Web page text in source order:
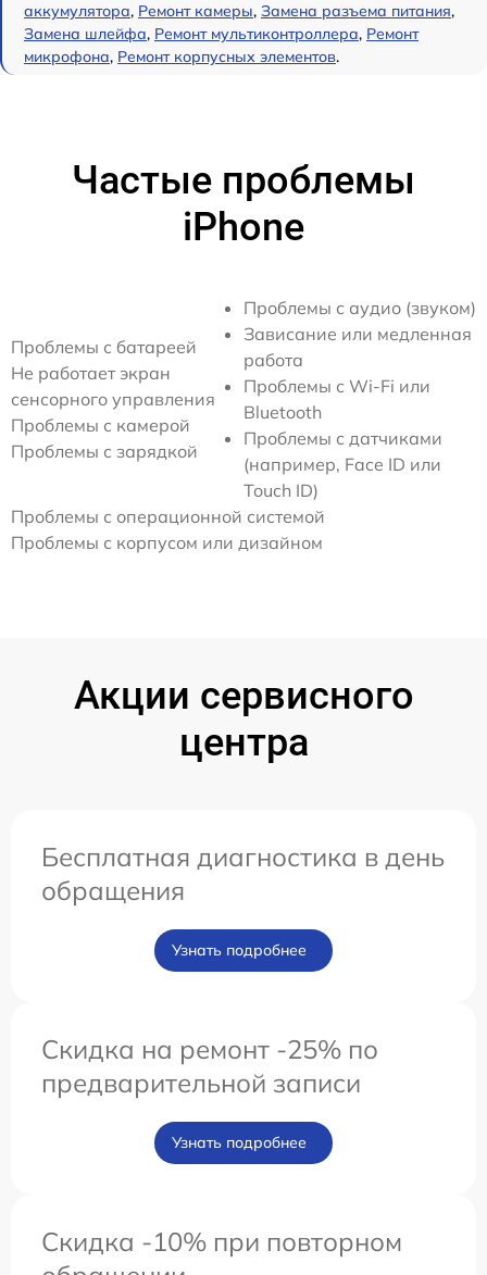
аккумулятора, Ремонт камеры, Замена разъема питания,
Замена шлейфа, Ремонт мультиконтроллера, Ремонт
микрофона, Ремонт корпусных элементов.
Частые проблемы
iPhone
Проблемы с батареей
Не работает экран
сенсорного управления
Проблемы с камерой
Проблемы с зарядкой
Проблемы с аудио (звуком)
Зависание или медленная
работа
Проблемы с Wi-Fi или
Bluetooth
Проблемы с датчиками
(например, Face ID или
Touch ID)
Проблемы с операционной системой
Проблемы с корпусом или дизайном
Акции сервисного
центра
Бесплатная диагностика в день
обращения
Узнать подробнее
Скидка на ремонт -25% по
предварительной записи
Узнать подробнее
Скидка -10% при повторном